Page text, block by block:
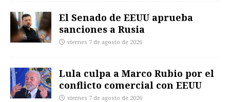
El Senado de EEUU aprueba
sanciones a Rusia
viernes 7 de agosto de 2026
Lula culpa a Marco Rubio por el
conflicto comercial con EEUU
viernes 7 de agosto de 2026